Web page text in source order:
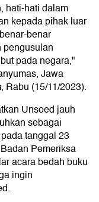
hati-hati dalam
kepada pihak luar
benar
pada negara,"
Jawa
, Rabu (15/11/2023).
Unsoed jauh
sebagai
tanggal 23
Pemeriksa
acara bedah buku
ingin